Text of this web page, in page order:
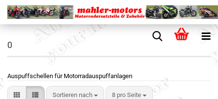
0
Auspuffschellen für Motorradauspuffanlagen
Sortieren nach 8 pro Seite